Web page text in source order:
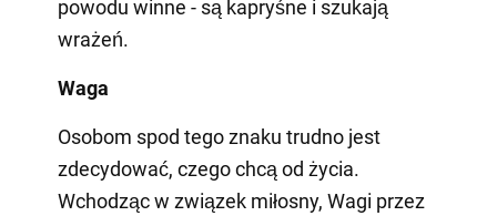
powodu winne - są kapryśne i szukają
wrażeń.
Waga
Osobom spod tego znaku trudno jest
zdecydować, czego chcą od życia.
Wchodząc w związek miłosny, Wagi przez